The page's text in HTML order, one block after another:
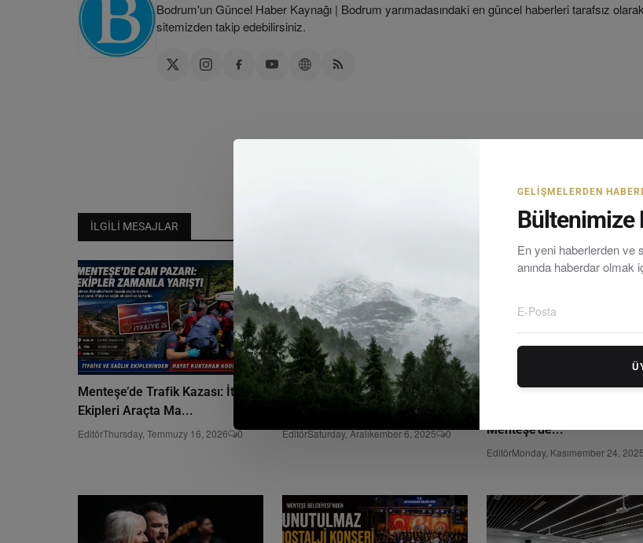
Bodrum'un Güncel Haber Kaynağı | Bodrum yarımadasındaki en güncel haberleri tarafsız olarak
sitemizden takip edebilirsiniz.
İLGILI MESAJLAR
Menteşe’de Trafik Kazası: İtfaiye
Ekipleri Araçta Ma...
EditörThursday, Temmuzy 16, 2026 0
Menteşe’de Yerel Eşitlik Eylem
Planı Çalıştayı Düzen...
EditörSaturday, Aralıkember 6, 2025 0
Gelecek Akademi Alanda
Menteşe’de...
EditörMonday, Kasımember 24, 2025
GELIŞMELERDEN
Bültenimize
En yeni haberlerden ve
anında haberdar olmak